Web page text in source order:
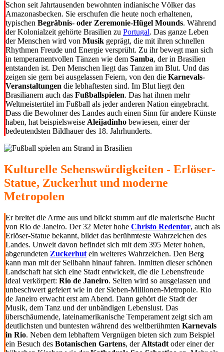
Schon seit Jahrtausenden bewohnten indianische Völker das
Amazonasbecken. Sie erschufen die heute noch erhaltenen,
typischen Begräbnis- oder Zeremonie-Hügel Mounds. Während
der Kolonialzeit gehörte Brasilien zu Portugal. Das ganze Leben
der Menschen wird von Musik geprägt, die mit ihren schnellen
Rhythmen Freude und Energie versprüht. Zu ihr bewegt man sich
in temperamentvollen Tänzen wie dem Samba, der in Brasilien
entstanden ist. Den Menschen liegt das Tanzen im Blut. Und das
zeigen sie gern bei ausgelassen Feiern, von den die Karnevals-
Veranstaltungen die lebhaftesten sind. Im Blut liegt den
Brasilianern auch das Fußballspielen. Das hat ihnen mehr
Weltmeistertitel im Fußball als jeder anderen Nation eingebracht.
Dass die Bewohner des Landes auch einen Sinn für andere Künste
haben, hat beispielsweise Aleijadinho bewiesen, einer der
bedeutendsten Bildhauer des 18. Jahrhunderts.
Kulturelle Sehenswürdigkeiten - Erlöser-
Statue, Zuckerhut und moderne
Metropolen
Er breitet die Arme aus und blickt stumm auf die malerische Bucht
von Rio de Janeiro. Der 32 Meter hohe Christo Redentor, auch als
Erlöser-Statue bekannt, bildet das berühmteste Wahrzeichen des
Landes. Unweit davon befindet sich mit dem 395 Meter hohen,
abgerundeten Zuckerhut ein weiteres Wahrzeichen. Den Berg
kann man mit der Seilbahn hinauf fahren. Inmitten dieser schönen
Landschaft hat sich eine Stadt entwickelt, die die Lebensfreude
ideal verkörpert: Rio de Janeiro. Selten wird so ausgelassen und
unbeschwert gefeiert wie in der Sieben-Millionen-Metropole. Rio
de Janeiro erwacht erst am Abend. Dann gehört die Stadt der
Musik, dem Tanz und der unbändigen Lebenslust. Das
überschäumende, lateinamerikanische Temperament zeigt sich am
deutlichsten und buntesten während des weltberühmten Karnevals
in Rio. Neben dem lebhaftem Vergnügen bieten sich zum Beispiel
ein Besuch des Botanischen Gartens, der Altstadt oder einer der